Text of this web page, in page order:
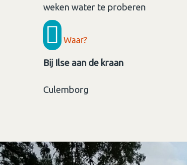
weken water te proberen
Waar?
Bij Ilse aan de kraan
Culemborg